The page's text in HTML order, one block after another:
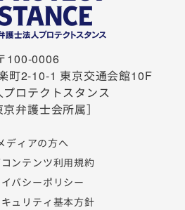
100-0006
町2-10-1 東京交通会館10F
ロテクトスタンス
京弁護士会所属］
ディアの方へ
ンテンツ利用規約
バシーポリシー
ュリティ基本方針